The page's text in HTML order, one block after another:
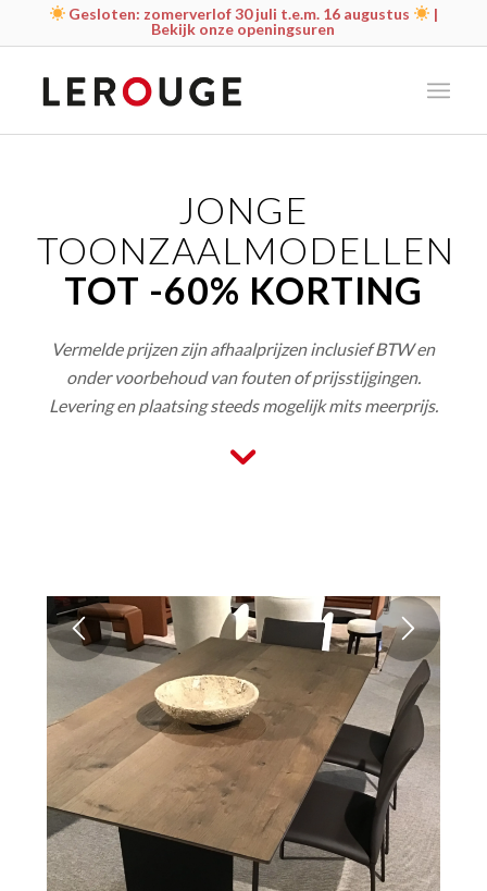
Gesloten: zomerverlof 30 juli t.e.m. 16 augustus
|
Bekijk onze openingsuren
JONGE
TOONZAALMODELLEN
TOT -60% KORTING
Vermelde prijzen zijn afhaalprijzen inclusief BTW en
onder voorbehoud van fouten of prijsstijgingen.
Levering en plaatsing steeds mogelijk mits meerprijs.